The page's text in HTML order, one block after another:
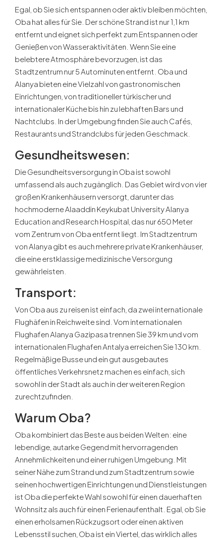
Egal, ob Sie sich entspannen oder aktiv bleiben möchten,
Oba hat alles für Sie. Der schöne Strand ist nur 1,1 km
entfernt und eignet sich perfekt zum Entspannen oder
Genießen von Wasseraktivitäten. Wenn Sie eine
belebtere Atmosphäre bevorzugen, ist das
Stadtzentrum nur 5 Autominuten entfernt. Oba und
Alanya bieten eine Vielzahl von gastronomischen
Einrichtungen, von traditioneller türkischer und
internationaler Küche bis hin zu lebhaften Bars und
Nachtclubs. In der Umgebung finden Sie auch Cafés,
Restaurants und Strandclubs für jeden Geschmack.
Gesundheitswesen:
Die Gesundheitsversorgung in Oba ist sowohl
umfassend als auch zugänglich. Das Gebiet wird von vier
großen Krankenhäusern versorgt, darunter das
hochmoderne Alaaddin Keykubat University Alanya
Education and Research Hospital, das nur 650 Meter
vom Zentrum von Oba entfernt liegt. Im Stadtzentrum
von Alanya gibt es auch mehrere private Krankenhäuser,
die eine erstklassige medizinische Versorgung
gewährleisten.
Transport:
Von Oba aus zu reisen ist einfach, da zwei internationale
Flughäfen in Reichweite sind. Vom internationalen
Flughafen Alanya Gazipasa trennen Sie 39 km und vom
internationalen Flughafen Antalya erreichen Sie 130 km.
Regelmäßige Busse und ein gut ausgebautes
öffentliches Verkehrsnetz machen es einfach, sich
sowohl in der Stadt als auch in der weiteren Region
zurechtzufinden.
Warum Oba?
Oba kombiniert das Beste aus beiden Welten: eine
lebendige, autarke Gegend mit hervorragenden
Annehmlichkeiten und einer ruhigen Umgebung. Mit
seiner Nähe zum Strand und zum Stadtzentrum sowie
seinen hochwertigen Einrichtungen und Dienstleistungen
ist Oba die perfekte Wahl sowohl für einen dauerhaften
Wohnsitz als auch für einen Ferienaufenthalt. Egal, ob Sie
einen erholsamen Rückzugsort oder einen aktiven
Lebensstil suchen, Oba ist ein Viertel, das wirklich alles